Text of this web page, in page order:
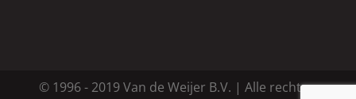
© 1996 - 2019 Van de Weijer B.V. | Alle rechten